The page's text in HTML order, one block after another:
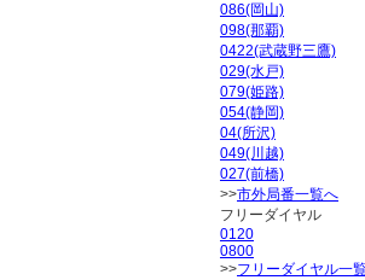
086(岡山)
098(那覇)
0422(武蔵野三鷹)
029(水戸)
079(姫路)
054(静岡)
04(所沢)
049(川越)
027(前橋)
>>市外局番一覧へ
フリーダイヤル
0120
0800
>>フリーダイヤル一